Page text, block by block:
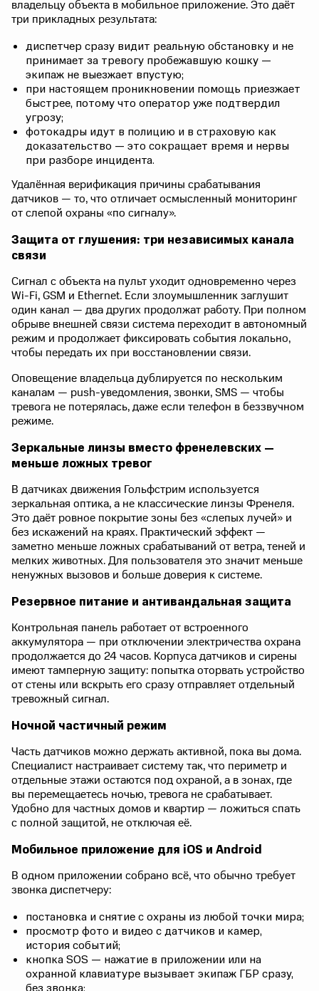
владельцу объекта в мобильное приложение. Это даёт
три прикладных результата:
диспетчер сразу видит реальную обстановку и не
принимает за тревогу пробежавшую кошку —
экипаж не выезжает впустую;
при настоящем проникновении помощь приезжает
быстрее, потому что оператор уже подтвердил
угрозу;
фотокадры идут в полицию и в страховую как
доказательство — это сокращает время и нервы
при разборе инцидента.
Удалённая верификация причины срабатывания
датчиков — то, что отличает осмысленный мониторинг
от слепой охраны «по сигналу».
Защита от глушения: три независимых канала
связи
Сигнал с объекта на пульт уходит одновременно через
Wi-Fi, GSM и Ethernet. Если злоумышленник заглушит
один канал — два других продолжат работу. При полном
обрыве внешней связи система переходит в автономный
режим и продолжает фиксировать события локально,
чтобы передать их при восстановлении связи.
Оповещение владельца дублируется по нескольким
каналам — push-уведомления, звонки, SMS — чтобы
тревога не потерялась, даже если телефон в беззвучном
режиме.
Зеркальные линзы вместо френелевских —
меньше ложных тревог
В датчиках движения Гольфстрим используется
зеркальная оптика, а не классические линзы Френеля.
Это даёт ровное покрытие зоны без «слепых лучей» и
без искажений на краях. Практический эффект —
заметно меньше ложных срабатываний от ветра, теней и
мелких животных. Для пользователя это значит меньше
ненужных вызовов и больше доверия к системе.
Резервное питание и антивандальная защита
Контрольная панель работает от встроенного
аккумулятора — при отключении электричества охрана
продолжается до 24 часов. Корпуса датчиков и сирены
имеют тамперную защиту: попытка оторвать устройство
от стены или вскрыть его сразу отправляет отдельный
тревожный сигнал.
Ночной частичный режим
Часть датчиков можно держать активной, пока вы дома.
Специалист настраивает систему так, что периметр и
отдельные этажи остаются под охраной, а в зонах, где
вы перемещаетесь ночью, тревога не срабатывает.
Удобно для частных домов и квартир — ложиться спать
с полной защитой, не отключая её.
Мобильное приложение для iOS и Android
В одном приложении собрано всё, что обычно требует
звонка диспетчеру:
постановка и снятие с охраны из любой точки мира;
просмотр фото и видео с датчиков и камер,
история событий;
кнопка SOS — нажатие в приложении или на
охранной клавиатуре вызывает экипаж ГБР сразу,
без звонка;